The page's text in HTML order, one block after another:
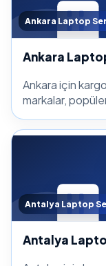
Ankara Laptop
Ankara
Ankara için
markalar,
Antalya Laptop
Antalya